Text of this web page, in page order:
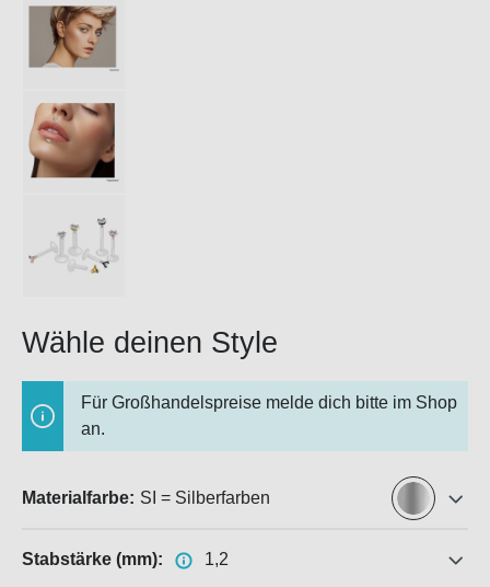
Wähle deinen Style
Für Großhandelspreise melde dich bitte im Shop
an.
Materialfarbe: SI = Silberfarben
Stabstärke (mm): 1,2